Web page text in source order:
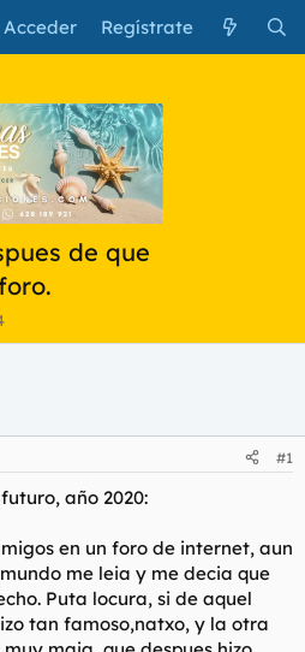
Acceder Regístrate
de que
#1
año 2020:
en un foro de internet, aun
me leia y me decia que
Puta locura, si de aquel
tan famoso,natxo, y la otra